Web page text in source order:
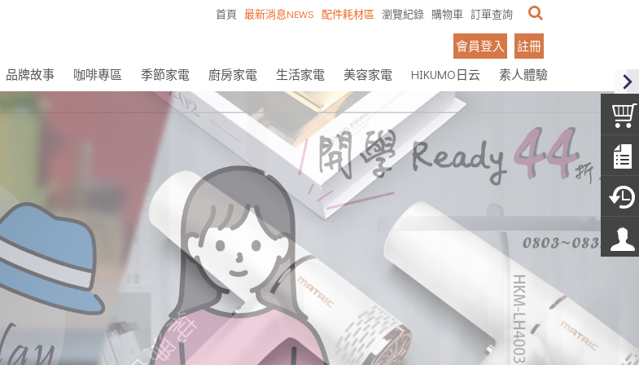
首頁 最新消息NEWS 配件耗材區 瀏覽紀錄 購物車 訂單查詢
會員登入
註冊
品牌故事
咖啡專區 季節家電 廚房家電 生活家電 美容家電 HIKUMO日云 素人體驗